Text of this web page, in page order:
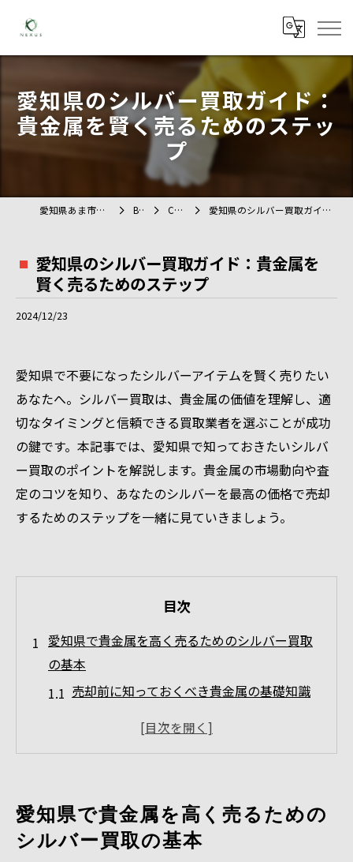
愛知県のシルバー買取ガイド：
貴金属を賢く売るためのステッ
プ
愛知県あま市の不用品回収ならTAG BLOG COLUMN 愛知県のシルバー買取ガイド：貴金属を賢く売るためのステップ
愛知県のシルバー買取ガイド：貴金属を
賢く売るためのステップ
2024/12/23
愛知県で不要になったシルバーアイテムを賢く売りたい
あなたへ。シルバー買取は、貴金属の価値を理解し、適
切なタイミングと信頼できる買取業者を選ぶことが成功
の鍵です。本記事では、愛知県で知っておきたいシルバ
ー買取のポイントを解説します。貴金属の市場動向や査
定のコツを知り、あなたのシルバーを最高の価格で売却
するためのステップを一緒に見ていきましょう。
目次
愛知県で貴金属を高く売るためのシルバー買取
の基本
売却前に知っておくべき貴金属の基礎知識
シルバー買取市場の基本を理解する
無料査定サービスの活用法
シルバー買取で重要な貴金属価値の理解とその
愛知県で貴金属を高く売るための
シルバー買取の基本